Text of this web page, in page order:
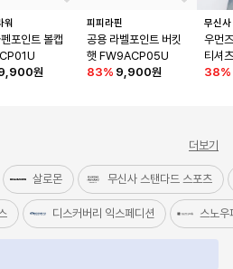
워
포인트 볼캡
원
피피라핀
공용 라벨포인트 버킷
햇 FW9ACP05U
83% 9,900원
무신
우먼
티셔
38%
더보기
살로몬 무신사 스탠다드 스포츠
디스커버리 익스페디션 스노우